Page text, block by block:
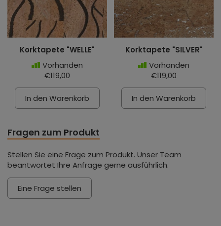
Korktapete "WELLE"
Vorhanden
€119,00
In den Warenkorb
Korktapete "SILVER"
Vorhanden
€119,00
In den Warenkorb
Fragen zum Produkt
Stellen Sie eine Frage zum Produkt. Unser Team
beantwortet Ihre Anfrage gerne ausführlich.
Eine Frage stellen